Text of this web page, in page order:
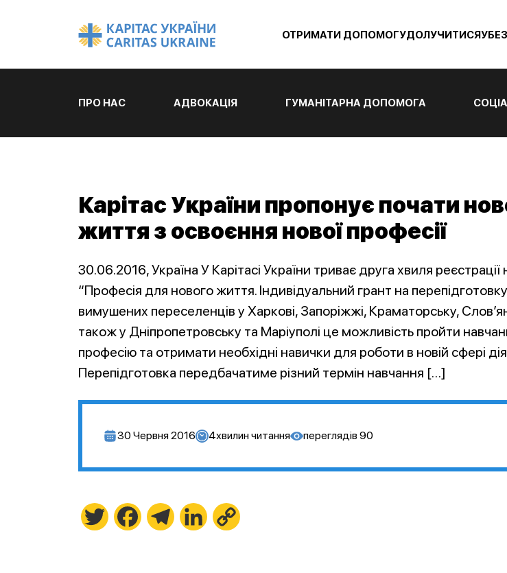
ОТРИМАТИ ДОПОМОГУДОЛУЧИТИСЯ
ПРО НАС АДВОКАЦІЯ ГУМАНІТАРНА ДОПОМОГА
Карітас України пропонує почати
життя з освоєння нової професії
30.06.2016, Україна У Карітасі України триває друга хвиля реєстрації
“Професія для нового життя. Індивідуальний грант на
вимушених переселенців у Харкові, Запоріжжі, Краматорську,
також у Дніпропетровську та Маріуполі це можливість пройти
професію та отримати необхідні навички для роботи в новій сфері
Перепідготовка передбачатиме різний термін навчання […]
30 Червня 2016 4хвилин читання переглядів 90
Twitter FacebookTelegramLinkedIn